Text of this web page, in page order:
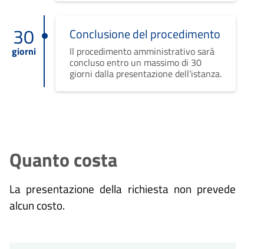
30
giorni
Conclusione del procedimento
Il procedimento amministrativo sarà
concluso entro un massimo di 30
giorni dalla presentazione dell'istanza.
Quanto costa
La presentazione della richiesta non prevede
alcun costo.